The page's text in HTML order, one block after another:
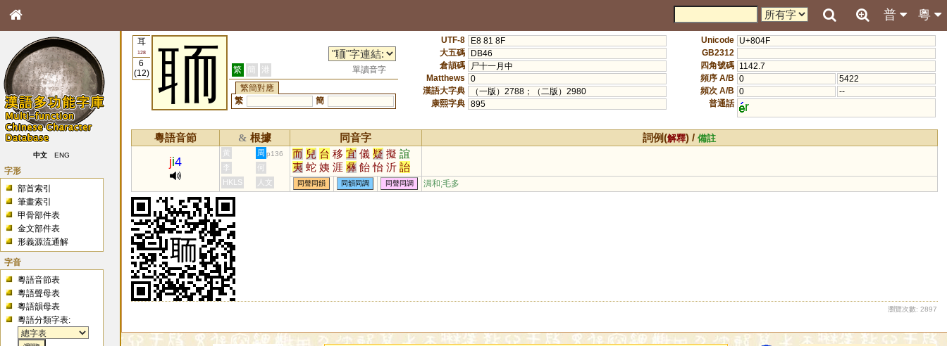
粵
普
中文 ENG
字形
部首索引
筆畫索引
甲骨部件表
金文部件表
形義源流通解
字音
粵語音節表
粵語聲母表
粵語韻母表
粵語分類字表:
耳
128
6
(12)
聏 繁 簡 港
單讀音字
繁簡對應
繁
簡
UTF-8
E8 81 8F
大五碼
DB46
倉頡碼
尸十一月中
Matthews
0
漢語大字典
（一版）2788；（二版）2980
康熙字典 895
Unicode U+804F
GB2312
四角號碼 1142.7
頻序 A/B 0
5422
頻次 A/B 0
--
普通話
r
粵語音節 & 根據 同音字 詞例(解釋) /備註
ji4
黃 周 p136 而 兒 台 移 宜 儀 疑 擬 誼
夷 蛇 姨 涯 彝 飴 怡 沂 詒
迤 酏 皚 頤 貽 咦 胰 簃 訑
觺 貤 鮞 痍 荑 宧 臑 嶷 匜
李
何
HKLS
人文 同聲同韻 同韻同調 同聲同調 淍和;毛多
瀏覽次數: 2897